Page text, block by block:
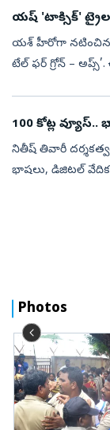
యష్ 'టాక్సిక్'
యశ్‌ హీరోగా నటించిన
టేల్‌ ఫర్‌ గ్రోన్‌ –
100 కోట్ల
నితీష్ తివారీ
భాషలు, డిజిటల్
Photos